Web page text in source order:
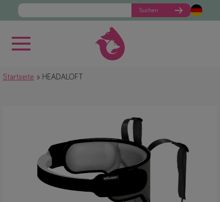
Suchen
Startseite HEADALOFT